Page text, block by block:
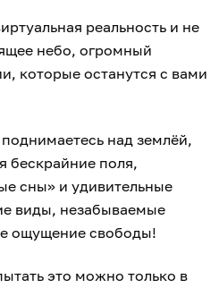
реальность и не
небо, огромный
которые останутся с вами
над землёй,
бескрайние поля,
сны» и удивительные
виды, незабываемые
ощущение свободы!
это можно только в